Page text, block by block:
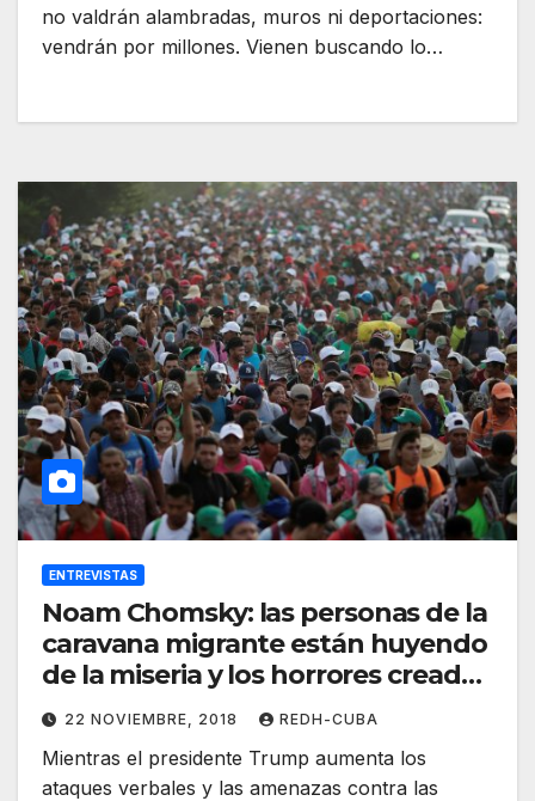
no valdrán alambradas, muros ni deportaciones:
vendrán por millones. Vienen buscando lo…
ENTREVISTAS
Noam Chomsky: las personas de la
caravana migrante están huyendo
de la miseria y los horrores creados
por Estados Unidos
22 NOVIEMBRE, 2018 REDH-CUBA
Mientras el presidente Trump aumenta los
ataques verbales y las amenazas contra las